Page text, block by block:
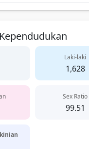
Laki-laki
1,628
Sex Ratio
99.51